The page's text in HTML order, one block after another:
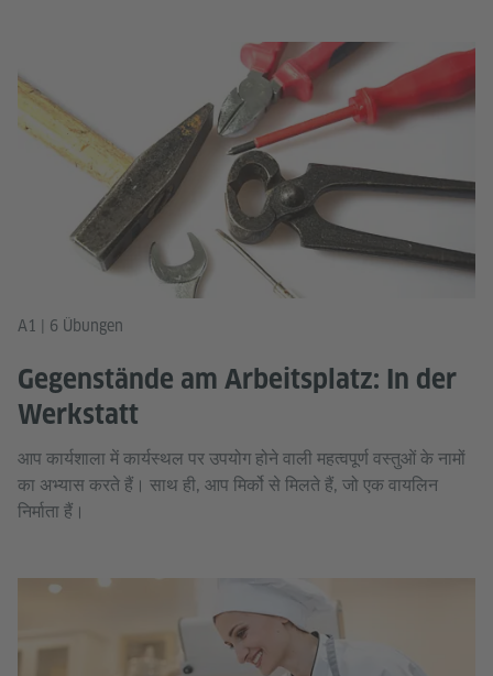
A1 | 6 Übungen
Gegenstände am Arbeitsplatz: In der
Werkstatt
आप कार्यशाला में कार्यस्थल पर उपयोग होने वाली महत्वपूर्ण वस्तुओं के नामों
का अभ्यास करते हैं। साथ ही, आप मिर्को से मिलते हैं, जो एक वायलिन
निर्माता हैं।